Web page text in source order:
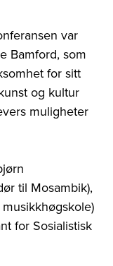
var
Bamford, som
for sitt
og kultur
muligheter
til Mosambik),
for Sosialistisk